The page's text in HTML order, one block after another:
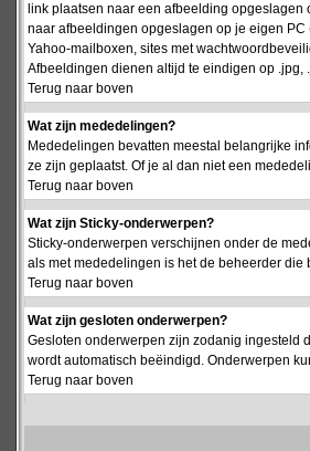
link plaatsen naar een afbeelding
naar afbeeldingen opgeslagen op je eigen
Yahoo-mailboxen, sites met
Afbeeldingen dienen altijd te eindigen op .jpg,
Terug naar boven
Wat zijn mededelingen?
Mededelingen bevatten meestal belangrijke
ze zijn geplaatst. Of je al dan niet een
Terug naar boven
Wat zijn Sticky-onderwerpen?
Sticky-onderwerpen verschijnen onder de
als met mededelingen is het de beheerder
Terug naar boven
Wat zijn gesloten onderwerpen?
Gesloten onderwerpen zijn zodanig ingesteld
wordt automatisch beëindigd. Onderwerpen
Terug naar boven